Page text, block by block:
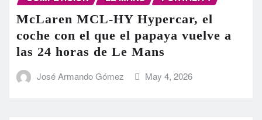
McLaren MCL-HY Hypercar, el
coche con el que el papaya vuelve a
las 24 horas de Le Mans
José Armando Gómez May 4, 2026